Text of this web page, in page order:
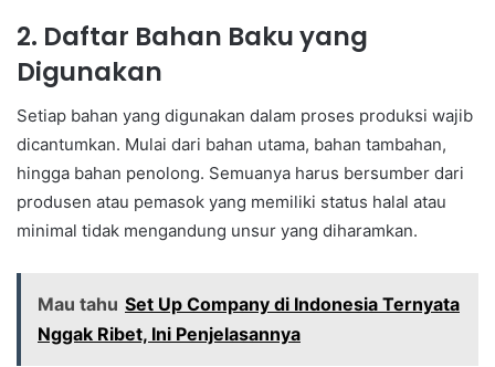
2. Daftar Bahan Baku yang
Digunakan
Setiap bahan yang digunakan dalam proses produksi wajib
dicantumkan. Mulai dari bahan utama, bahan tambahan,
hingga bahan penolong. Semuanya harus bersumber dari
produsen atau pemasok yang memiliki status halal atau
minimal tidak mengandung unsur yang diharamkan.
Mau tahu Set Up Company di Indonesia Ternyata
Nggak Ribet, Ini Penjelasannya